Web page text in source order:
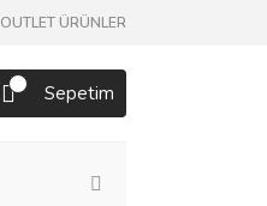
OUTLET ÜRÜNLER
Sepetim